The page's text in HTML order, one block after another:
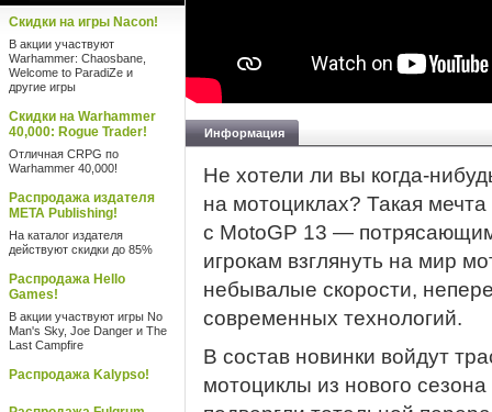
Скидки на игры Nacon!
В акции участвуют
Warhammer: Chaosbane,
Welcome to ParadiZe и
другие игры
Скидки на Warhammer
40,000: Rogue Trader!
Отличная CRPG по
Warhammer 40,000!
Распродажа издателя
META Publishing!
На каталог издателя
действуют скидки до 85%
Распродажа Hello
Games!
В акции участвуют игры No
Man's Sky, Joe Danger и The
Last Campfire
Распродажа Kalypso!
Информация
Не хотели ли вы когда-
на мотоциклах? Такая
с MotoGP 13 —
игрокам взглянуть на мир
небывалые скорости,
современных технологий.
В состав новинки войдут
мотоциклы из нового